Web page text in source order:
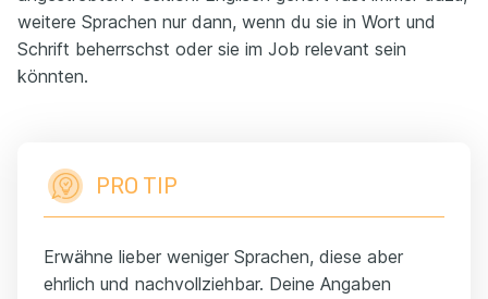
weitere Sprachen nur dann, wenn du sie in Wort und
Schrift beherrschst oder sie im Job relevant sein
könnten.
PRO TIP
Erwähne lieber weniger Sprachen, diese aber
ehrlich und nachvollziehbar. Deine Angaben